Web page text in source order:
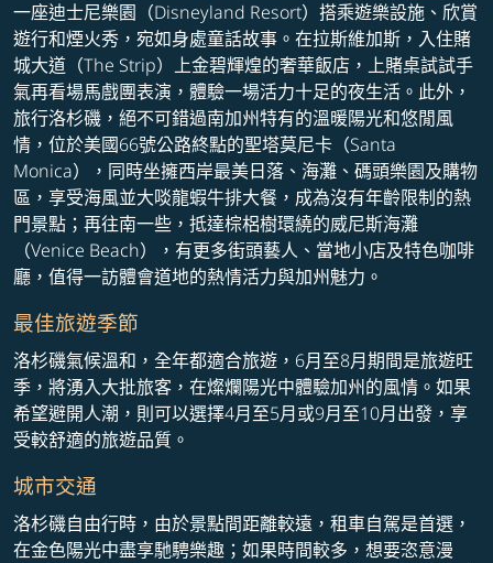
一座迪士尼樂園（Disneyland Resort）搭乘遊樂設施、欣賞
遊行和煙火秀，宛如身處童話故事。在拉斯維加斯，入住賭
城大道（The Strip）上金碧輝煌的奢華飯店，上賭桌試試手
氣再看場馬戲團表演，體驗一場活力十足的夜生活。此外，
旅行洛杉磯，絕不可錯過南加州特有的溫暖陽光和悠閒風
情，位於美國66號公路終點的聖塔莫尼卡（Santa
Monica），同時坐擁西岸最美日落、海灘、碼頭樂園及購物
區，享受海風並大啖龍蝦牛排大餐，成為沒有年齡限制的熱
門景點；再往南一些，抵達棕梠樹環繞的威尼斯海灘
（Venice Beach），有更多街頭藝人、當地小店及特色咖啡
廳，值得一訪體會道地的熱情活力與加州魅力。
最佳旅遊季節
洛杉磯氣候溫和，全年都適合旅遊，6月至8月期間是旅遊旺
季，將湧入大批旅客，在燦爛陽光中體驗加州的風情。如果
希望避開人潮，則可以選擇4月至5月或9月至10月出發，享
受較舒適的旅遊品質。
城市交通
洛杉磯自由行時，由於景點間距離較遠，租車自駕是首選，
在金色陽光中盡享馳騁樂趣；如果時間較多，想要恣意漫